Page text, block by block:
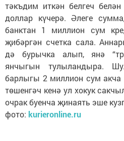
тәкъдим иткән белгеч
доллар күчерә. Әлеге
банктан 1 миллион сум
җибәргән счетка сала.
дә бурычка алып, янә
янчыгын тулыландыра.
барлыгы 2 миллион сум акча
төшенгәч кенә ул хокук
очрак буенча җинаять эше
фото: kurieronline.ru